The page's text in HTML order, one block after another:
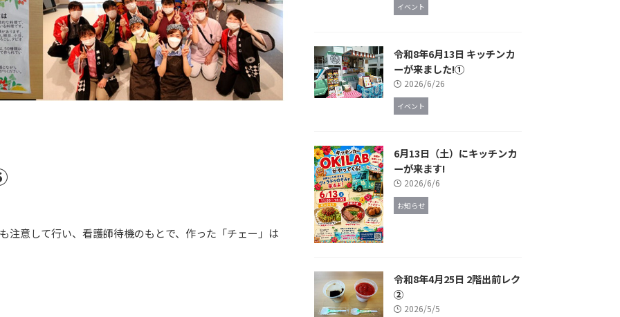
注意して行い、看護師待機のもとで、作った「チェー」は
イベント
令和8年6月13日 キッチンカ
ーが来ました!①
2026/6/26
イベント
6月13日（土）にキッチンカ
ーが来ます!
2026/6/6
お知らせ
令和8年4月25日 2階出前レク
②
2026/5/5